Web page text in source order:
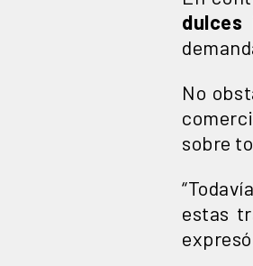
dulces
No
sobre
estas
expresó.